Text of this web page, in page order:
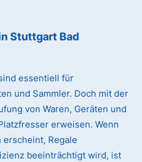
Stuttgart Bad
essentiell für
und Sammler. Doch mit der
von Waren, Geräten und
erweisen. Wenn
erscheint, Regale
beeinträchtigt wird, ist